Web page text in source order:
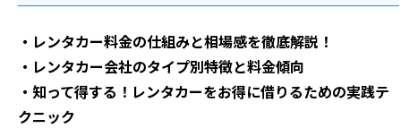
・レンタカー料金の仕組みと相場感を徹底解説！
・レンタカー会社のタイプ別特徴と料金傾向
・知って得する！レンタカーをお得に借りるための実践テ
クニック